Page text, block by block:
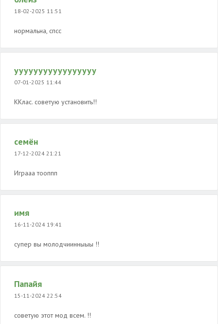
18-02-2025 11:51
нормальна, спсс
ууууууууууууууууу
07-01-2025 11:44
ККлас. советую установить!!
семён
17-12-2024 21:21
Играаа тооппп
имя
16-11-2024 19:41
супер вы молодчиинныыы !!
Папайя
15-11-2024 22:54
советую этот мод всем. !!